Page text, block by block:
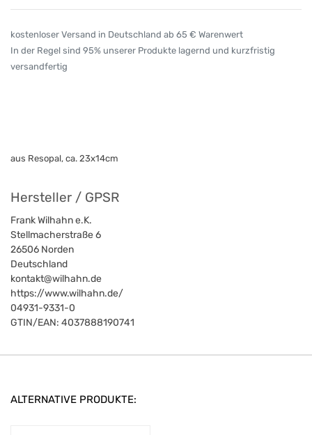
kostenloser Versand in Deutschland ab 65 € Warenwert
In der Regel sind 95% unserer Produkte lagernd und kurzfristig
versandfertig
aus Resopal, ca. 23x14cm
Hersteller / GPSR
Frank Wilhahn e.K.
Stellmacherstraße 6
26506 Norden
Deutschland
kontakt@wilhahn.de
https://www.wilhahn.de/
04931-9331-0
GTIN/EAN: 4037888190741
ALTERNATIVE PRODUKTE: